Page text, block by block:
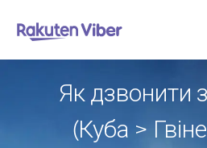
Як дзвонити
(Куба >